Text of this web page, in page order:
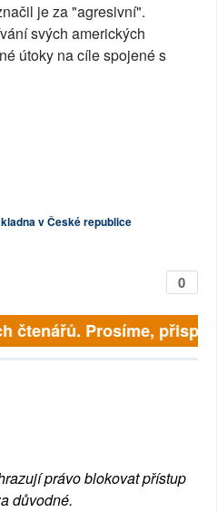
je za "agresivní".
svých amerických
útoky na cíle spojené s
v České republice
0
Prosíme, přispějte. ➥
právo blokovat přístup
důvodné.